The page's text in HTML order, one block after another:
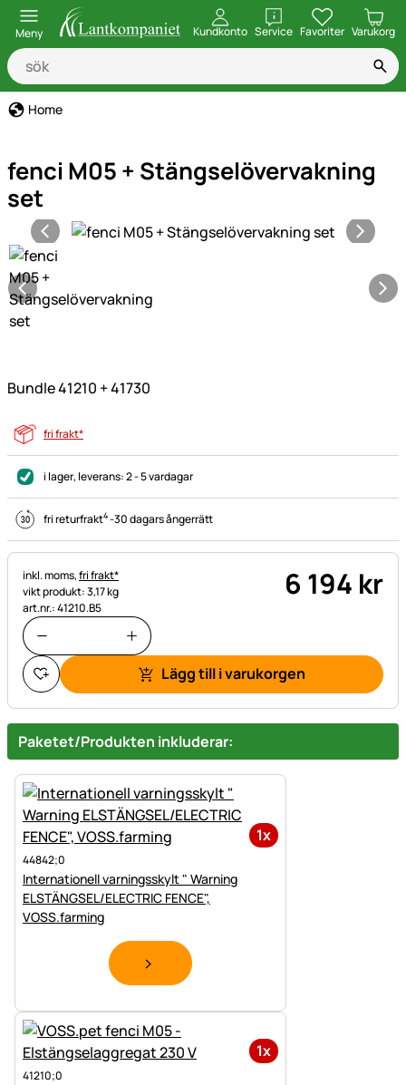
Meny Kundkonto ServiceöppnaFavoriter Varukorg
Home
fenci M05 + Stängselövervakning
set
Produktgaleri
Bundle 41210 + 41730
fri frakt*
i lager, leverans:2 - 5 vardagar
fri returfrakt4-30 dagars ångerrätt
Skatteinformation:
inkl. moms,fri frakt*
vikt produkt: 3,17 kg
art.nr.: 41210.B5
6 194 kr
Lägg till i varukorgen
Paketet/Produkten inkluderar:
1x
44842;0
Internationell varningsskylt " Warning
ELSTÄNGSEL/ELECTRIC FENCE",
VOSS.farming
1x
41210;0